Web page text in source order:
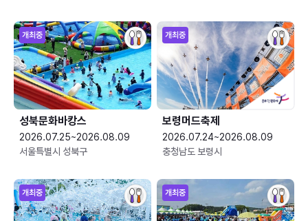
개최중
성북문화바캉스
2026.07.25~2026.08.09
서울특별시 성북구
개최중
보령머드축제
2026.07.24~2026.08.09
충청남도 보령시
개최중 개최중